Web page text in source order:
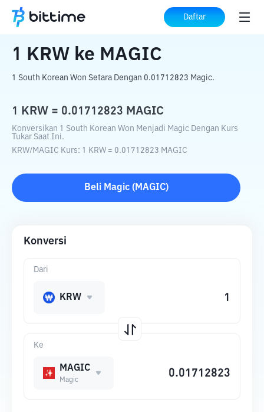
Daftar
Beranda Konverter Kripto ke MAGIC
1 KRW ke MAGIC
1 South Korean Won Setara Dengan 0.01712823 Magic.
1 KRW = 0.01712823 MAGIC
Konversikan 1 South Korean Won Menjadi Magic Dengan Kurs
Tukar Saat Ini.
KRW/MAGIC Kurs: 1 KRW = 0.01712823 MAGIC
Beli Magic( MAGIC)
Konversi
Ke
MAGIC
Magic
Dari
KRW